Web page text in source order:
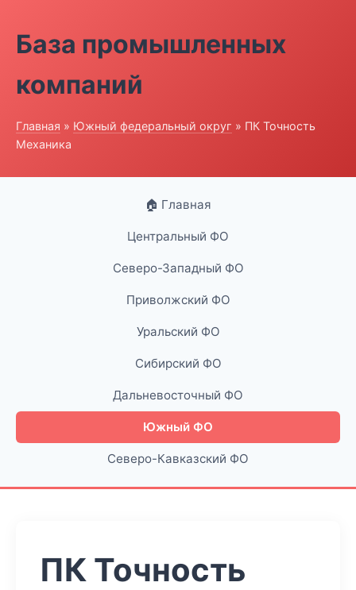
База промышленных
компаний
Главная » Южный федеральный округ » ПК Точность
Механика
🏠 Главная
Центральный ФО
Северо-Западный ФО
Приволжский ФО
Уральский ФО
Сибирский ФО
Дальневосточный ФО
Южный ФО
Северо-Кавказский ФО
ПК Точность